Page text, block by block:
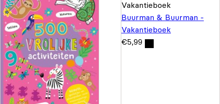
Buurman & Buurman -
Vakantieboek
€5,99